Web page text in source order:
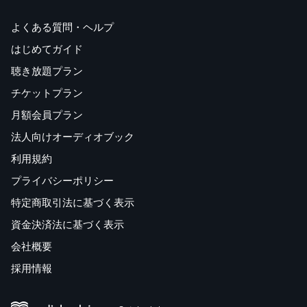
よくある質問・ヘルプ
はじめてガイド
聴き放題プラン
チケットプラン
月額会員プラン
法人向けオーディオブック
利用規約
プライバシーポリシー
特定商取引法に基づく表示
資金決済法に基づく表示
会社概要
採用情報